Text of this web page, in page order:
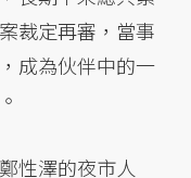
裁定再審，當事
成為伙伴中的一
性澤的夜市人